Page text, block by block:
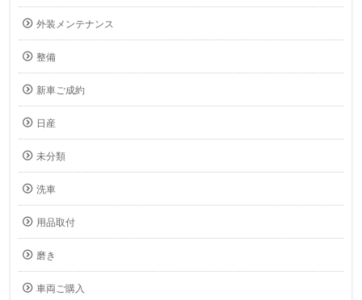
外装メンテナンス
整備
新車ご成約
日産
未分類
洗車
用品取付
磨き
車両ご購入